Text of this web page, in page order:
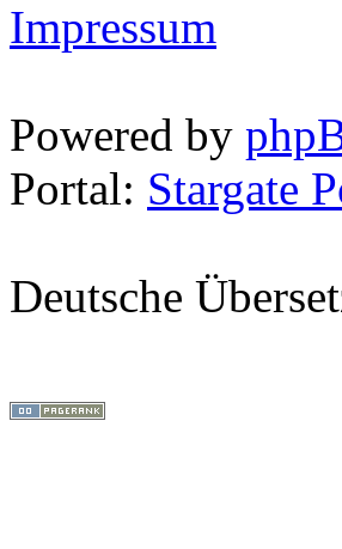
Impressum
Powered by
Portal: Stargate
Deutsche